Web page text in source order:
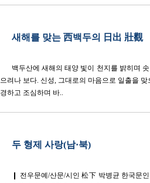
새해를 맞는 西백두의 日出 壯觀
백두산에 새해의 태양 빛이 천지를 밝히며
으려나 보다. 신성, 그대로의 마음으로 일출을
경하고 조심하며 바..
두 형제 사랑(남·북)
❙ 전우문예/산문/시인 松下 박병균 한국문